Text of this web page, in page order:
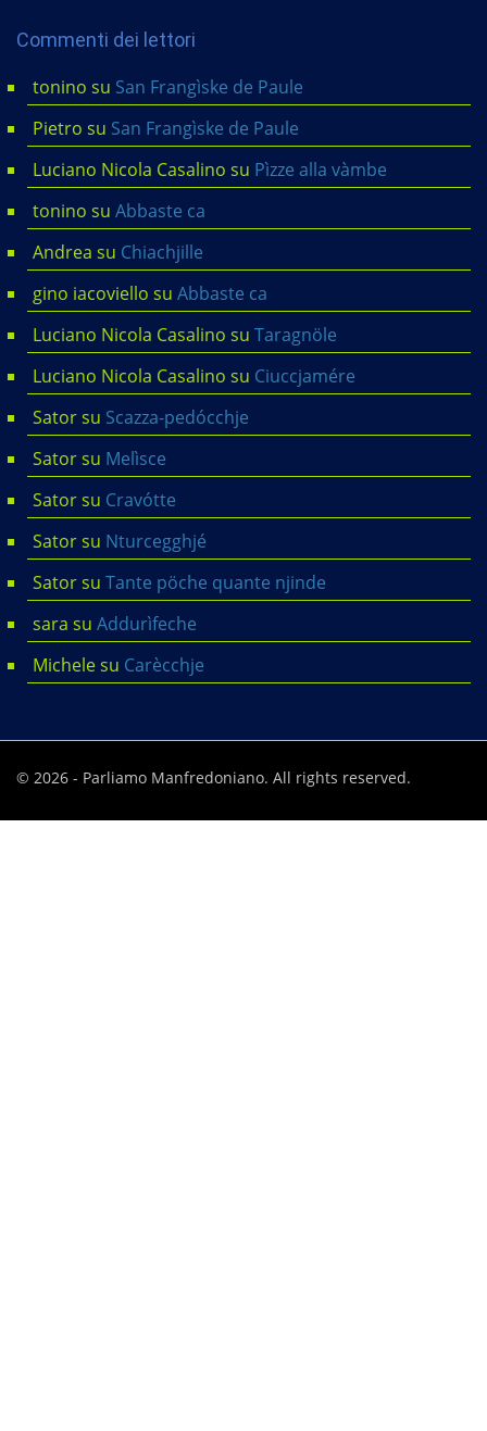
Commenti dei lettori
tonino su San Frangìske de Paule
Pietro su San Frangìske de Paule
Luciano Nicola Casalino su Pìzze alla vàmbe
tonino su Abbaste ca
Andrea su Chiachjille
gino iacoviello su Abbaste ca
Luciano Nicola Casalino su Taragnöle
Luciano Nicola Casalino su Ciuccjamére
Satorsu Scazza-pedócchje
Satorsu Melìsce
Satorsu Cravótte
Satorsu Nturcegghjé
Satorsu Tante pöche quante njinde
sara su Addurìfeche
Michelesu Carècchje
© 2026 - Parliamo Manfredoniano. All rights reserved.